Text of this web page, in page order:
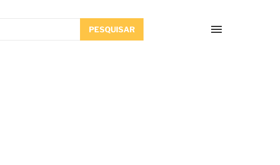
PESQUISAR